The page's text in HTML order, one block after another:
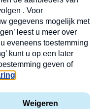
Kwetsbaarheid
X
op de MAX
maandag en